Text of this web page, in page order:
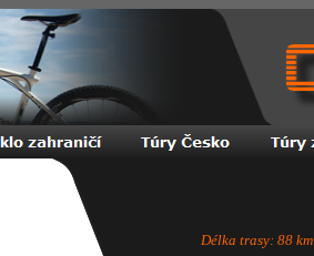
Délka trasy: 88 km